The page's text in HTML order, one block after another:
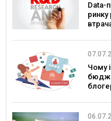
Data-
ринку
Чому